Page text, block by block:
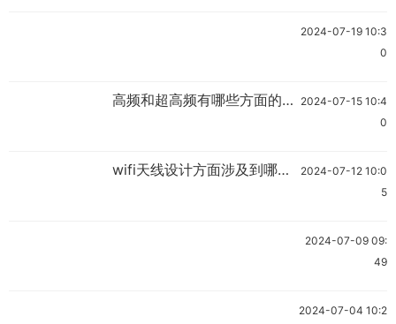
2024-07-19 10:3
0
高频和超高频有哪些方面的区
2024-07-15 10:4
0
wifi天线设计方面涉及到哪些
2024-07-12 10:0
5
2024-07-09 09:
49
2024-07-04 10:2